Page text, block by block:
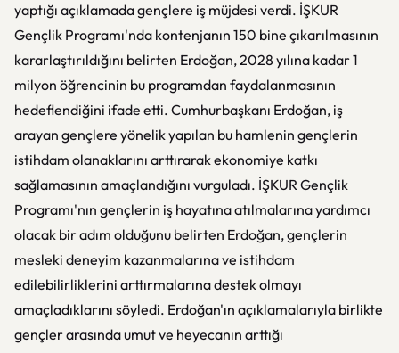
yaptığı açıklamada gençlere iş müjdesi verdi. İŞKUR
Gençlik Programı'nda kontenjanın 150 bine çıkarılmasının
kararlaştırıldığını belirten Erdoğan, 2028 yılına kadar 1
milyon öğrencinin bu programdan faydalanmasının
hedeflendiğini ifade etti. Cumhurbaşkanı Erdoğan, iş
arayan gençlere yönelik yapılan bu hamlenin gençlerin
istihdam olanaklarını arttırarak ekonomiye katkı
sağlamasının amaçlandığını vurguladı. İŞKUR Gençlik
Programı'nın gençlerin iş hayatına atılmalarına yardımcı
olacak bir adım olduğunu belirten Erdoğan, gençlerin
mesleki deneyim kazanmalarına ve istihdam
edilebilirliklerini arttırmalarına destek olmayı
amaçladıklarını söyledi. Erdoğan'ın açıklamalarıyla birlikte
gençler arasında umut ve heyecanın arttığı